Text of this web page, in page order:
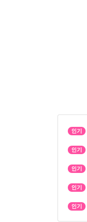
인기
인기
인기
인기
인기